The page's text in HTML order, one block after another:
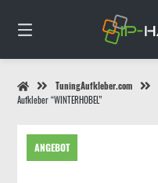
Inhalt
TuningAufkleber.com
Aufkleber “WINTERHOBEL”
ANGEBOT